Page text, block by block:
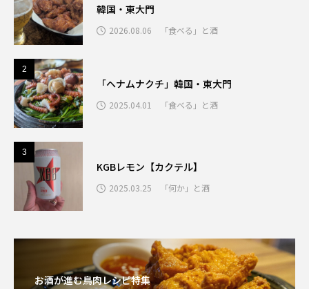
韓国・東大門
2026.08.06 「食べる」と酒
2
「ヘナムナクチ」韓国・東大門
2025.04.01 「食べる」と酒
3
KGBレモン【カクテル】
2025.03.25 「何か」と酒
お酒が進む鳥肉レシピ特集